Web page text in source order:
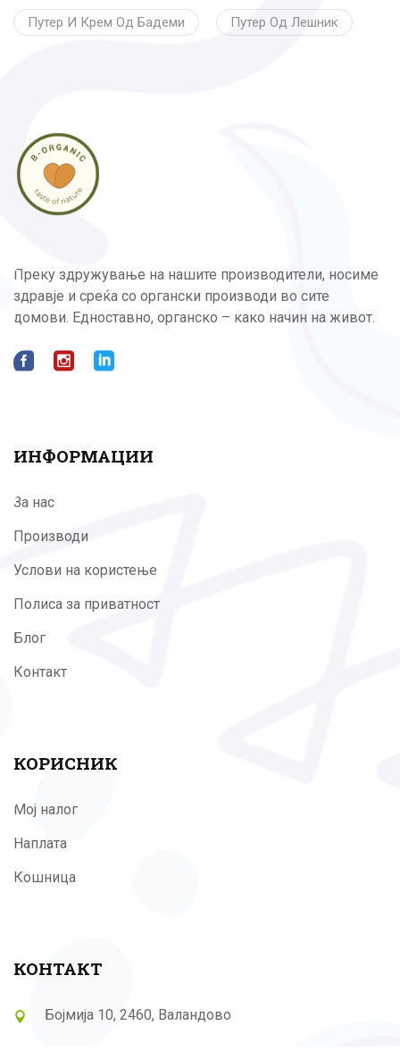
Путер И Крем Од Бадеми Путер Од Лешник
Преку здружување на нашите производители, носиме
здравје и среќа со органски производи во сите
домови. Едноставно, органско – како начин на живот.
ИНФОРМАЦИИ
За нас
Производи
Услови на користење
Полиса за приватност
Блог
Контакт
КОРИСНИК
Мој налог
Наплата
Кошница
КОНТАКТ
Бојмија 10, 2460, Валандово